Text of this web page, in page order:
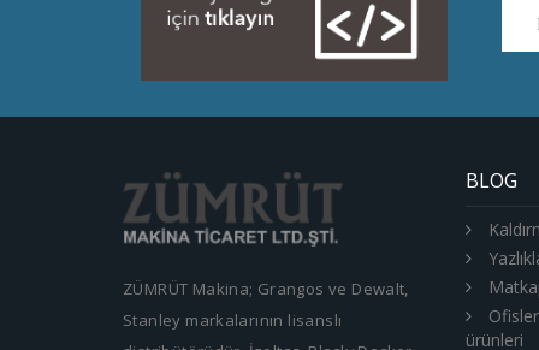
ZÜMRÜT Makina; Grangos ve Dewalt,
Stanley markalarının lisanslı
BLOG
ürünleri